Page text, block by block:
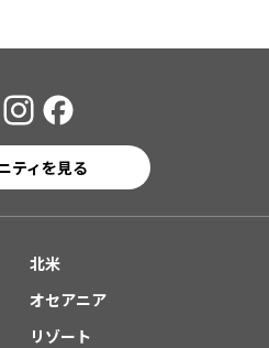
ティを見る
北米
オセアニア
リゾート